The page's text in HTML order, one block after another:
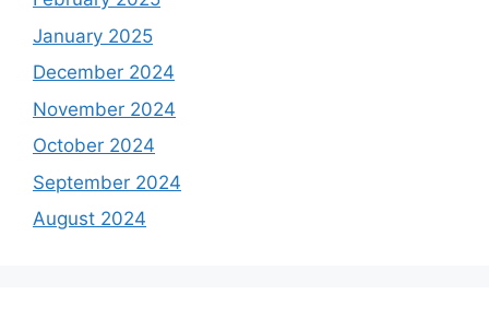
January 2025
December 2024
November 2024
October 2024
September 2024
August 2024